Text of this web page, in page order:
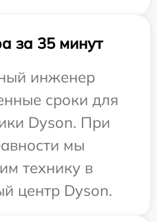
за 35 минут
инженер
сроки для
Dyson. При
мы
технику в
центр Dyson.